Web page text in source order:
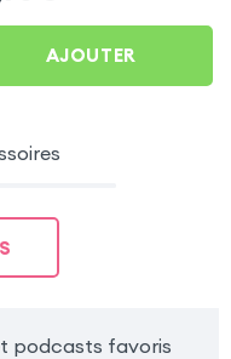
AJOUTER
podcasts favoris